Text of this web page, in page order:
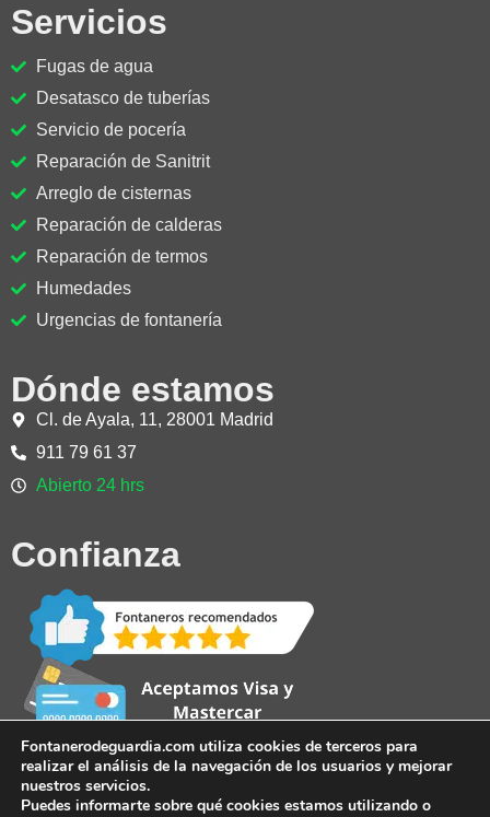
Servicios
Fugas de agua
Desatasco de tuberías
Servicio de pocería
Reparación de Sanitrit
Arreglo de cisternas
Reparación de calderas
Reparación de termos
Humedades
Urgencias de fontanería
Dónde estamos
Cl. de Ayala, 11, 28001 Madrid
911 79 61 37
Abierto 24 hrs
Confianza
Fontanerodeguardia.com utiliza cookies de terceros para
realizar el análisis de la navegación de los usuarios y mejorar
nuestros servicios.
Puedes informarte sobre qué cookies estamos utilizando o